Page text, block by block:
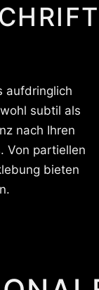
aufdringlich
subtil als
nach Ihren
Von partiellen
bieten